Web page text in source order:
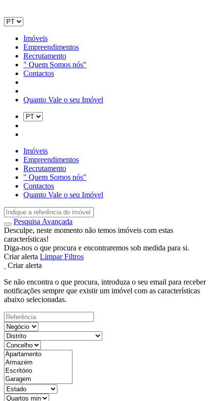
Imóveis
Empreendimentos
Recrutamento
" Quem Somos nós"
Contactos
Quanto Vale o seu Imóvel
Imóveis
Empreendimentos
Recrutamento
" Quem Somos nós"
Contactos
Quanto Vale o seu Imóvel
Pesquisa Avançada
Desculpe, neste momento não temos imóveis com estas
características!
Diga-nos o que procura e encontraremos sob medida para si.
Criar alerta Limpar Filtros
Criar alerta
Se não encontra o que procura, introduza o seu email para receber
notificações sempre que existir um imóvel com as características
abaixo selecionadas.